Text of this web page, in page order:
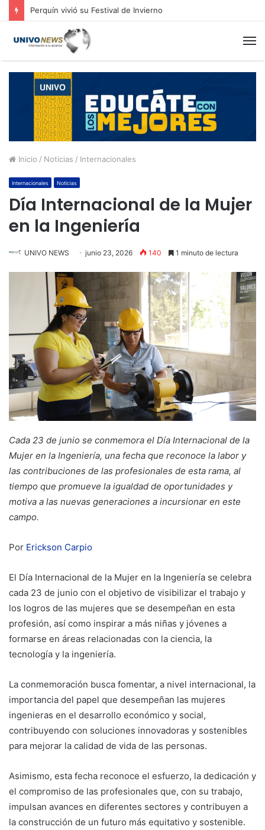
Perquín vivió su Festival de Invierno
Inicio / Noticias / Internacionales
Internacionales Noticias
Día Internacional de la Mujer
en la Ingeniería
UNIVO NEWS junio 23, 2026 140 1 minuto de lectura
Cada 23 de junio se conmemora el Día Internacional de la
Mujer en la Ingeniería, una fecha que reconoce la labor y
las contribuciones de las profesionales de esta rama, al
tiempo que promueve la igualdad de oportunidades y
motiva a las nuevas generaciones a incursionar en este
campo.
Por Erickson Carpio
El Día Internacional de la Mujer en la Ingeniería se celebra
cada 23 de junio con el objetivo de visibilizar el trabajo y
los logros de las mujeres que se desempeñan en esta
profesión, así como inspirar a más niñas y jóvenes a
formarse en áreas relacionadas con la ciencia, la
tecnología y la ingeniería.
La conmemoración busca fomentar, a nivel internacional, la
importancia del papel que desempeñan las mujeres
ingenieras en el desarrollo económico y social,
contribuyendo con soluciones innovadoras y sostenibles
para mejorar la calidad de vida de las personas.
Asimismo, esta fecha reconoce el esfuerzo, la dedicación y
el compromiso de las profesionales que, con su trabajo,
impulsan avances en diferentes sectores y contribuyen a
la construcción de un futuro más equitativo y sostenible.